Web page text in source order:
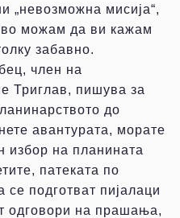
„невозможна мисија“,
можам да ви кажам
забавно.
член на
Триглав, пишува за
до
авантурата, морате
избор на планината
патеката по
се подготват пијалаци
одговори на прашања,